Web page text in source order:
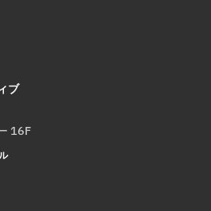
ブ
16F